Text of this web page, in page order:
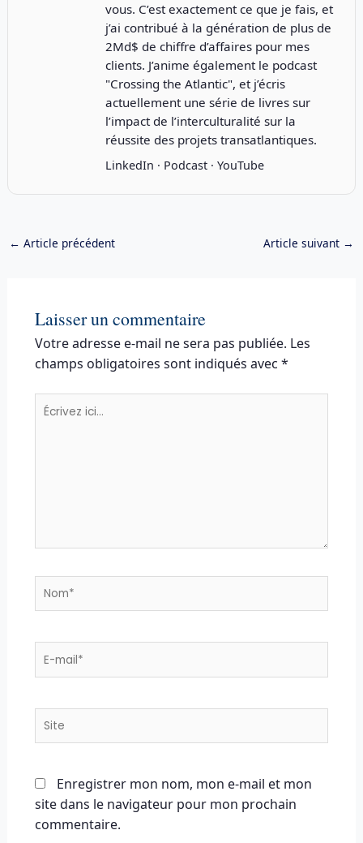
vous. C’est exactement ce que je fais, et
j’ai contribué à la génération de plus de
2Md$ de chiffre d’affaires pour mes
clients. J’anime également le podcast
"Crossing the Atlantic", et j’écris
actuellement une série de livres sur
l’impact de l’interculturalité sur la
réussite des projets transatlantiques.
LinkedIn · Podcast· YouTube
← Article précédent Article suivant →
Laisser un commentaire
Votre adresse e-mail ne sera pas publiée. Les
champs obligatoires sont indiqués avec *
Écrivez
Nom*
E-
Site
Enregistrer mon nom, mon e-mail et mon
site dans le navigateur pour mon prochain
commentaire.